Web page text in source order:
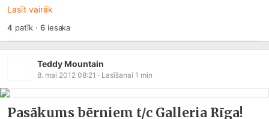
Lasīt vairāk
4 patīk ·6iesaka
Teddy Mountain
8. mai 2012 08:21 · Lasīšanai 1 min
Pasākums bērniem t/c Galleria Rīga!